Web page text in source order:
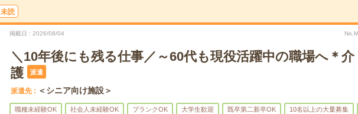
未読
掲載日 2026/08/04
＼10年後にも残る仕事／～60代も現役活躍中の職場へ＊介
護
派遣
派遣先 ＜シニア向け施設＞
職種未経験OK 社会人未経験OK ブランクOK 大学生歓迎 既卒第二新卒OK 10名以上の大量募集